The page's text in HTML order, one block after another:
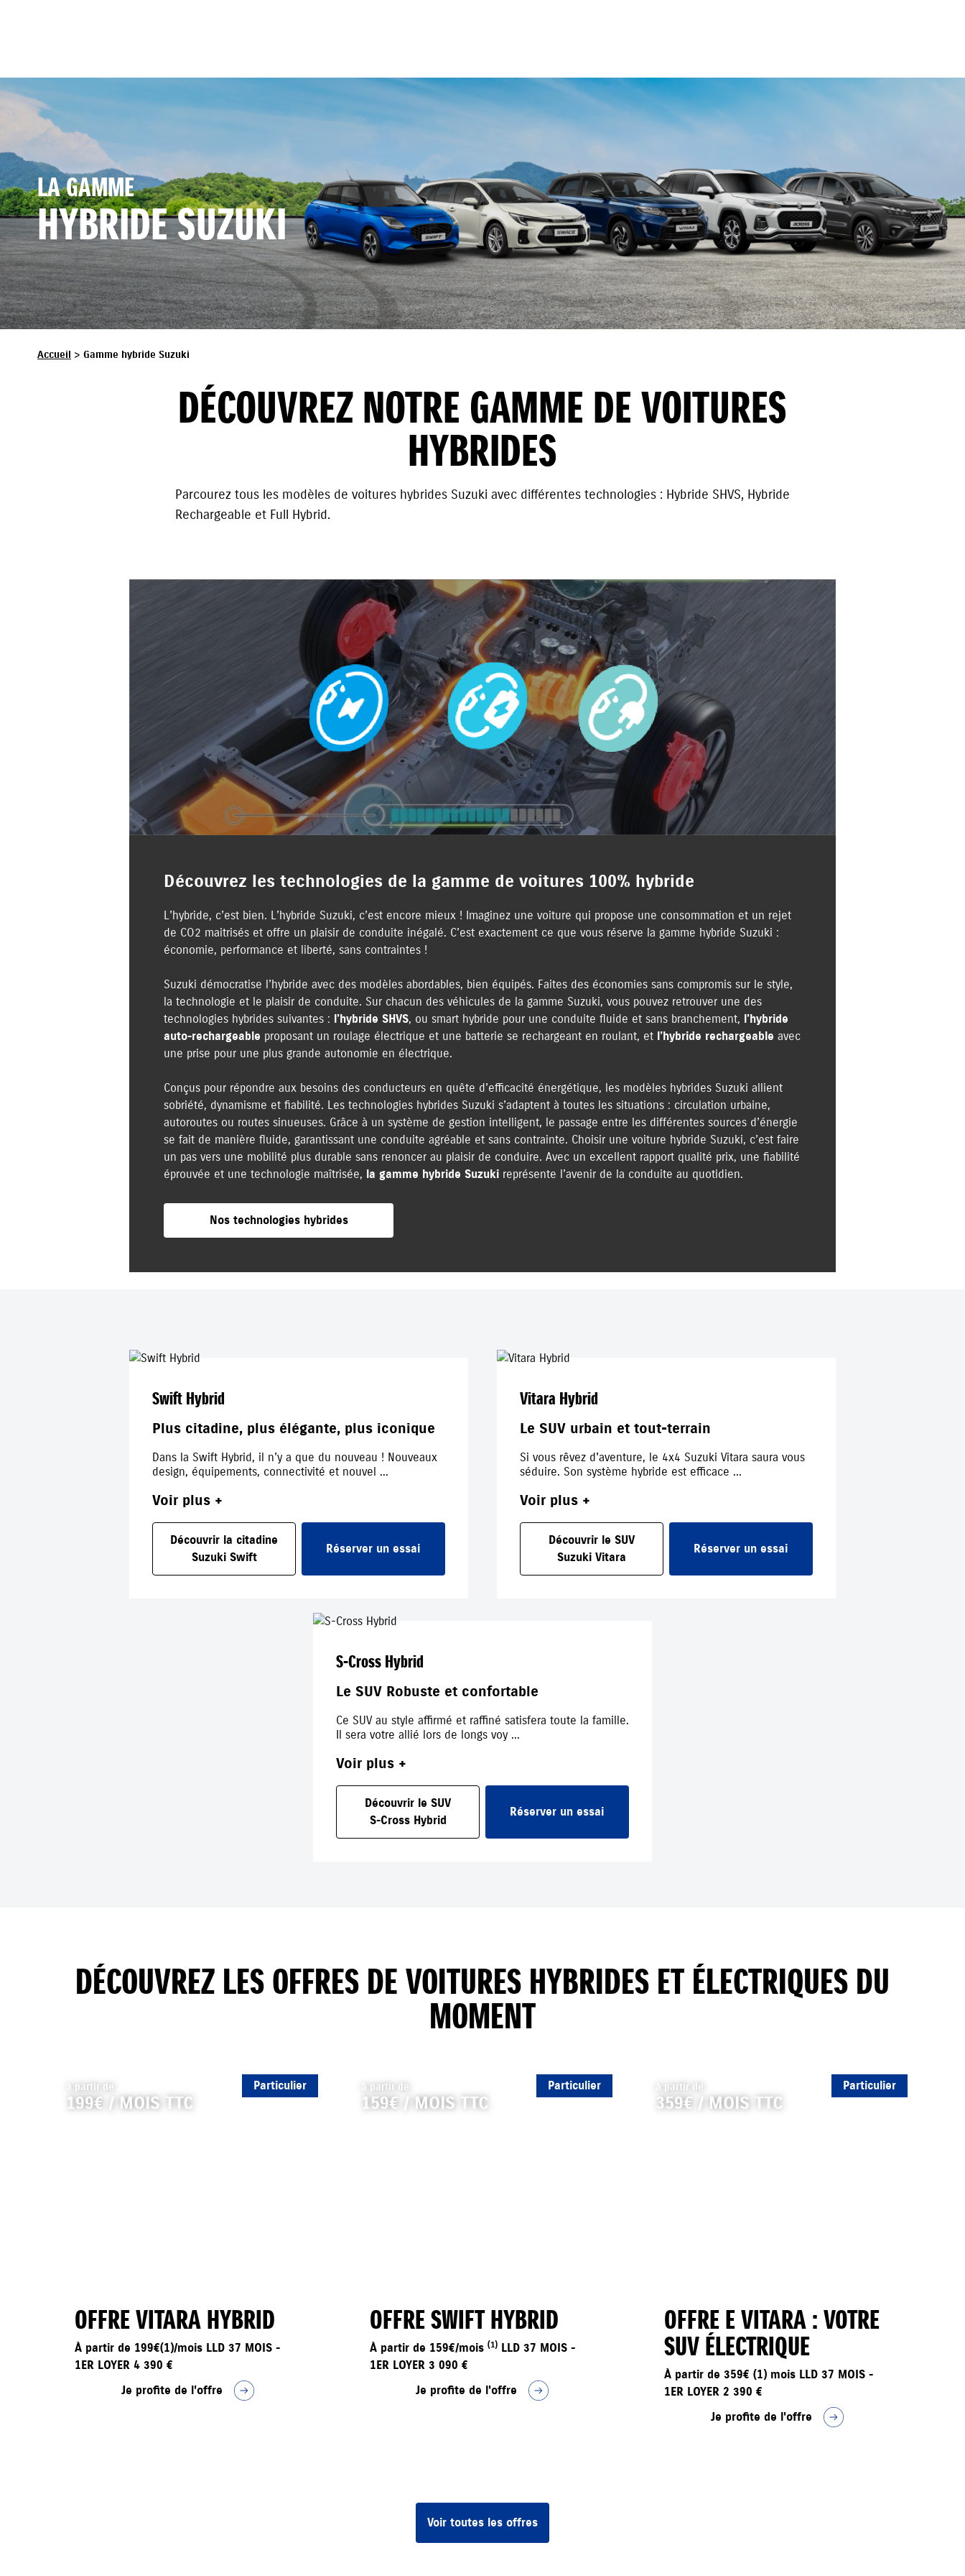
LA GAMME
HYBRIDE SUZUKI
Accueil > Gamme hybride Suzuki
DÉCOUVREZ NOTRE GAMME DE VOITURES
HYBRIDES
Parcourez tous les modèles de voitures hybrides Suzuki avec différentes technologies : Hybride SHVS, Hybride
Rechargeable et Full Hybrid.
Découvrez les technologies de la gamme de voitures 100% hybride
L’hybride, c’est bien. L’hybride Suzuki, c’est encore mieux ! Imaginez une voiture qui propose une consommation et un rejet
de CO2 maitrisés et offre un plaisir de conduite inégalé. C’est exactement ce que vous réserve la gamme hybride Suzuki :
économie, performance et liberté, sans contraintes !
Suzuki démocratise l’hybride avec des modèles abordables, bien équipés. Faites des économies sans compromis sur le style,
la technologie et le plaisir de conduite. Sur chacun des véhicules de la gamme Suzuki, vous pouvez retrouver une des
technologies hybrides suivantes : l’hybride SHVS, ou smart hybride pour une conduite fluide et sans branchement, l’hybride
auto-rechargeable proposant un roulage électrique et une batterie se rechargeant en roulant, et l’hybride rechargeable avec
une prise pour une plus grande autonomie en électrique.
Conçus pour répondre aux besoins des conducteurs en quête d’efficacité énergétique, les modèles hybrides Suzuki allient
sobriété, dynamisme et fiabilité. Les technologies hybrides Suzuki s’adaptent à toutes les situations : circulation urbaine,
autoroutes ou routes sinueuses. Grâce à un système de gestion intelligent, le passage entre les différentes sources d’énergie
se fait de manière fluide, garantissant une conduite agréable et sans contrainte. Choisir une voiture hybride Suzuki, c’est faire
un pas vers une mobilité plus durable sans renoncer au plaisir de conduire. Avec un excellent rapport qualité prix, une fiabilité
éprouvée et une technologie maîtrisée, la gamme hybride Suzuki représente l’avenir de la conduite au quotidien.
Nos technologies hybrides
Swift Hybrid
Plus citadine, plus élégante, plus iconique
Dans la Swift Hybrid, il n’y a que du nouveau ! Nouveaux
design, équipements, connectivité et nouvel ...
Voir plus +
Découvrir la citadine
Suzuki Swift
Réserver un essai
Vitara Hybrid
Le SUV urbain et tout-terrain
Si vous rêvez d'aventure, le 4x4 Suzuki Vitara saura vous
séduire. Son système hybride est efficace ...
Voir plus +
Découvrir le SUV
Suzuki Vitara
Réserver un essai
S-Cross Hybrid
Le SUV Robuste et confortable
Ce SUV au style affirmé et raffiné satisfera toute la famille.
Il sera votre allié lors de longs voy ...
Voir plus +
Découvrir le SUV
S-Cross Hybrid
Réserver un essai
DÉCOUVREZ LES OFFRES DE VOITURES HYBRIDES ET ÉLECTRIQUES DU
MOMENT
à partir de
199€ / MOIS TTC
Particulier
OFFRE VITARA HYBRID
À partir de 199€(1)/mois LLD 37 MOIS -
1ER LOYER 4 390 €
Je profite de l'offre
à partir de
159€ / MOIS TTC
Particulier
OFFRE SWIFT HYBRID
À partir de 159€/mois (1)LLD 37 MOIS -
1ER LOYER 3 090 €
Je profite de l'offre
à partir de
359€ / MOIS TTC
Particulier
OFFRE E VITARA : VOTRE
SUV ÉLECTRIQUE
À partir de 359€ (1) mois LLD 37 MOIS -
1ER LOYER 2 390 €
Je profite de l'offre
Voir toutes les offres